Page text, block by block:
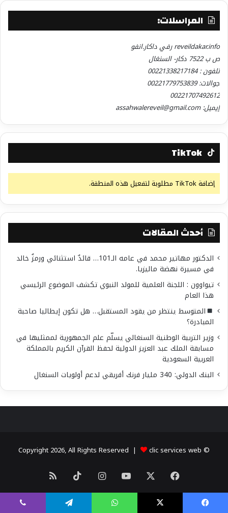
المراسلات:
reveildakar.info رفي داكار.انفو
ص ب 7522 دكار- السنغال
تلفون : 00221338217184
جوالات: 00221779753839
00221707492612
إيميل: assahwalereveil@gmail.com
TikTok
إضافة TikTok مطلوبة لتفعيل هذه المنطقة.
أحدث المقالات
الدكتور مهاتير محمد في عامه الـ101… قائدٌ استثنائي ورمزٌ خالد
في مسيرة نهضة ماليزيا.
تيواوون : اللجنة العلمية للمولد النبوي تكشف الموضوع الرئيسي
هذا العام
المتوسط ينتظر من يقود المستقبل… هل تكون إيطاليا صاحبة
المبادرة؟
وزير التربية الوطنية السنغالي يسلّم علم الجمهورية لممثليها في
مسابقة الملك عبد العزيز الدولية لحفظ القرآن الكريم بالمملكة
العربية السعودية
البنك الدولي: 340 مليار فرنك أفريقي لدعم أولويات السنغال
© Copyright 2026, All Rights Reserved |
clic services web
فيسبوك يوتيوبانستقرام ‫TikTokملخص
الموقع